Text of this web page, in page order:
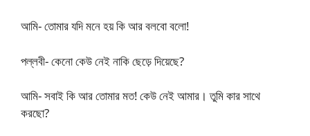
আমি- তোমার যদি মনে হয় কি আর বলবো বলো!
পল্লবী- কেনো কেউ নেই নাকি ছেড়ে দিয়েছে?
আমি- সবাই কি আর তোমার মত! কেউ নেই আমার। তুমি কার সাথে
করছো?